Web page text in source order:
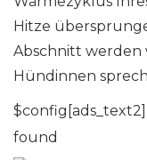
Hitze
Abschnitt werden
Hündinnen
found